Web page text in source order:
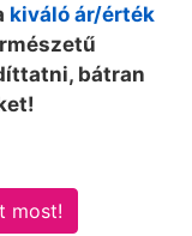
kiváló ár/érték
bátran
most!